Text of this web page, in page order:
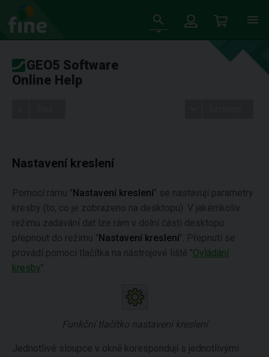
GEO5 Software
Online Help
Nastavení kreslení
Pomocí rámu "Nastavení kreslení" se nastavují parametry
kresby (to, co je zobrazeno na desktopu). V jakémkoliv
režimu zadávání dat lze rám v dolní části desktopu
přepnout do režimu "Nastavení kreslení". Přepnutí se
provádí pomocí tlačítka na nástrojové liště "Ovládání
kresby".
Funkční tlačítko nastavení kreslení
Jednotlivé sloupce v okně korespondují s jednotlivými